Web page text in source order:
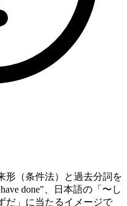
形（条件法）と過去分詞を
done"、日本語の「〜し
だ」に当たるイメージで